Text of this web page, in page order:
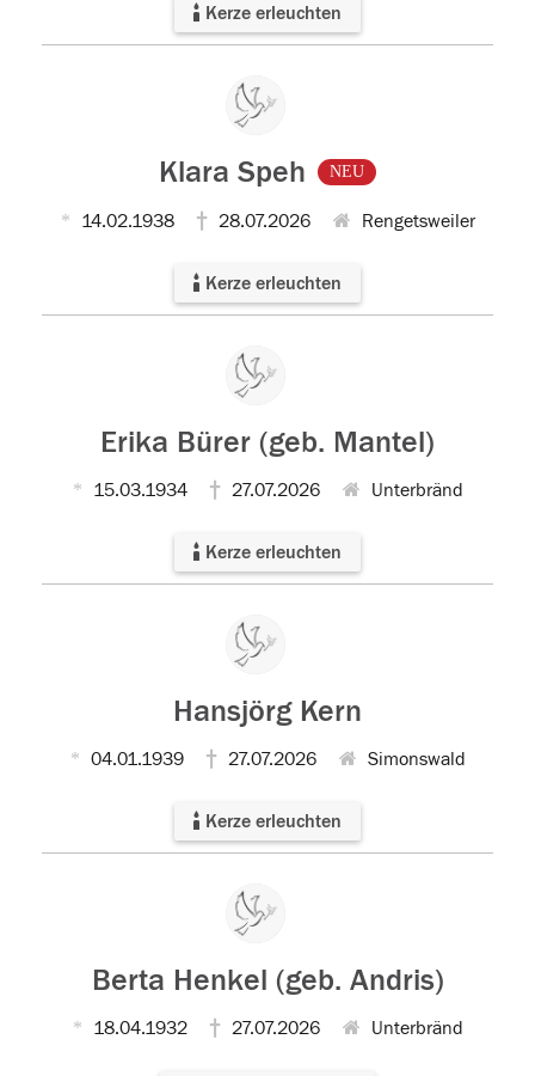
Kerze erleuchten
Klara Speh NEU
14.02.1938 28.07.2026 Rengetsweiler
Kerze erleuchten
Erika Bürer (geb. Mantel)
15.03.1934 27.07.2026 Unterbränd
Kerze erleuchten
Hansjörg Kern
04.01.1939 27.07.2026 Simonswald
Kerze erleuchten
Berta Henkel (geb. Andris)
18.04.1932 27.07.2026 Unterbränd